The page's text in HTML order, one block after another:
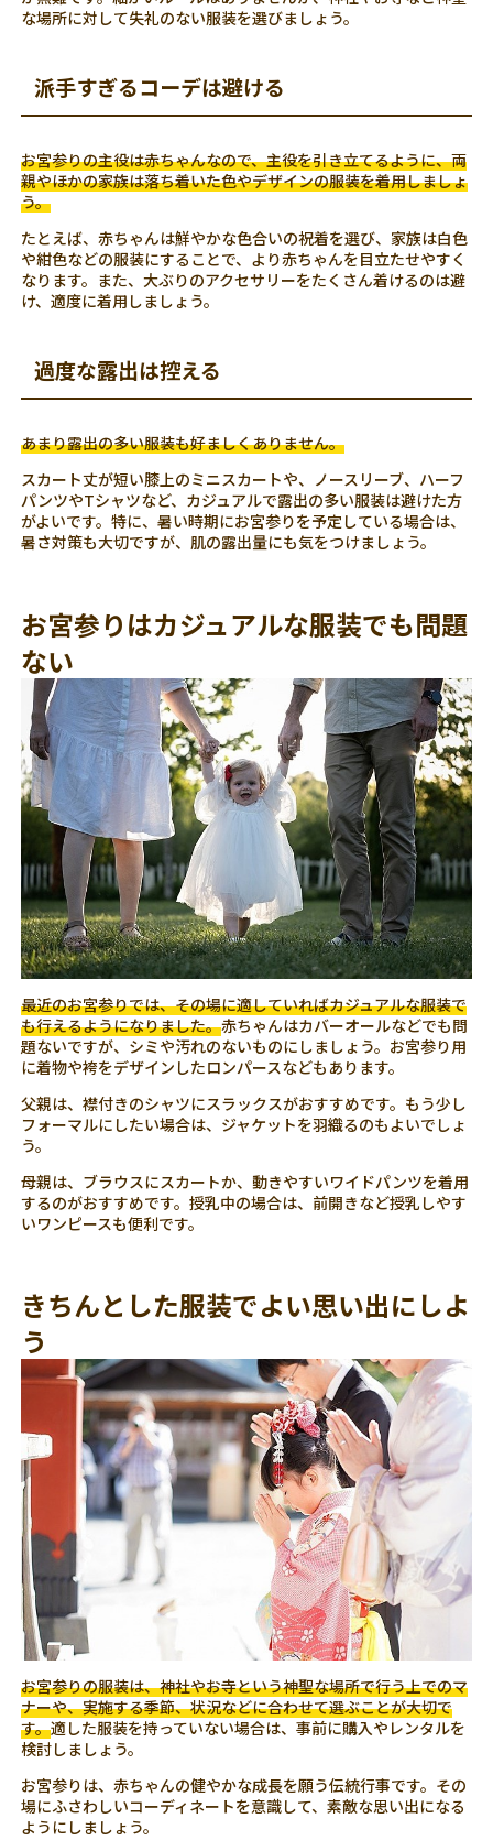
な場所に対して失礼のない服装を選びましょう。
派手すぎるコーデは避ける
お宮参りの主役は赤ちゃんなので、主役を引き立てるように、両
親やほかの家族は落ち着いた色やデザインの服装を着用しましょ
う。
たとえば、赤ちゃんは鮮やかな色合いの祝着を選び、家族は白色
や紺色などの服装にすることで、より赤ちゃんを目立たせやすく
なります。また、大ぶりのアクセサリーをたくさん着けるのは避
け、適度に着用しましょう。
過度な露出は控える
あまり露出の多い服装も好ましくありません。
スカート丈が短い膝上のミニスカートや、ノースリーブ、ハーフ
パンツやTシャツなど、カジュアルで露出の多い服装は避けた方
がよいです。特に、暑い時期にお宮参りを予定している場合は、
暑さ対策も大切ですが、肌の露出量にも気をつけましょう。
お宮参りはカジュアルな服装でも問題
ない
最近のお宮参りでは、その場に適していればカジュアルな服装で
も行えるようになりました。赤ちゃんはカバーオールなどでも問
題ないですが、シミや汚れのないものにしましょう。お宮参り用
に着物や袴をデザインしたロンパースなどもあります。
父親は、襟付きのシャツにスラックスがおすすめです。もう少し
フォーマルにしたい場合は、ジャケットを羽織るのもよいでしょ
う。
母親は、ブラウスにスカートか、動きやすいワイドパンツを着用
するのがおすすめです。授乳中の場合は、前開きなど授乳しやす
いワンピースも便利です。
きちんとした服装でよい思い出にしよ
う
お宮参りの服装は、神社やお寺という神聖な場所で行う上でのマ
ナーや、実施する季節、状況などに合わせて選ぶことが大切で
す。適した服装を持っていない場合は、事前に購入やレンタルを
検討しましょう。
お宮参りは、赤ちゃんの健やかな成長を願う伝統行事です。その
場にふさわしいコーディネートを意識して、素敵な思い出になる
ようにしましょう。